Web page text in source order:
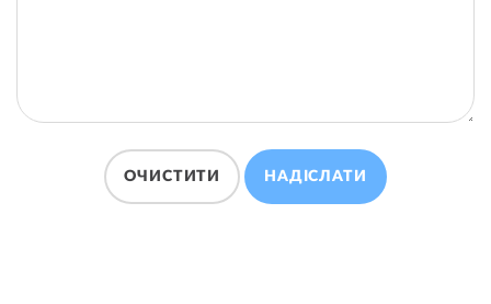
ОЧИСТИТИ НАДІСЛАТИ